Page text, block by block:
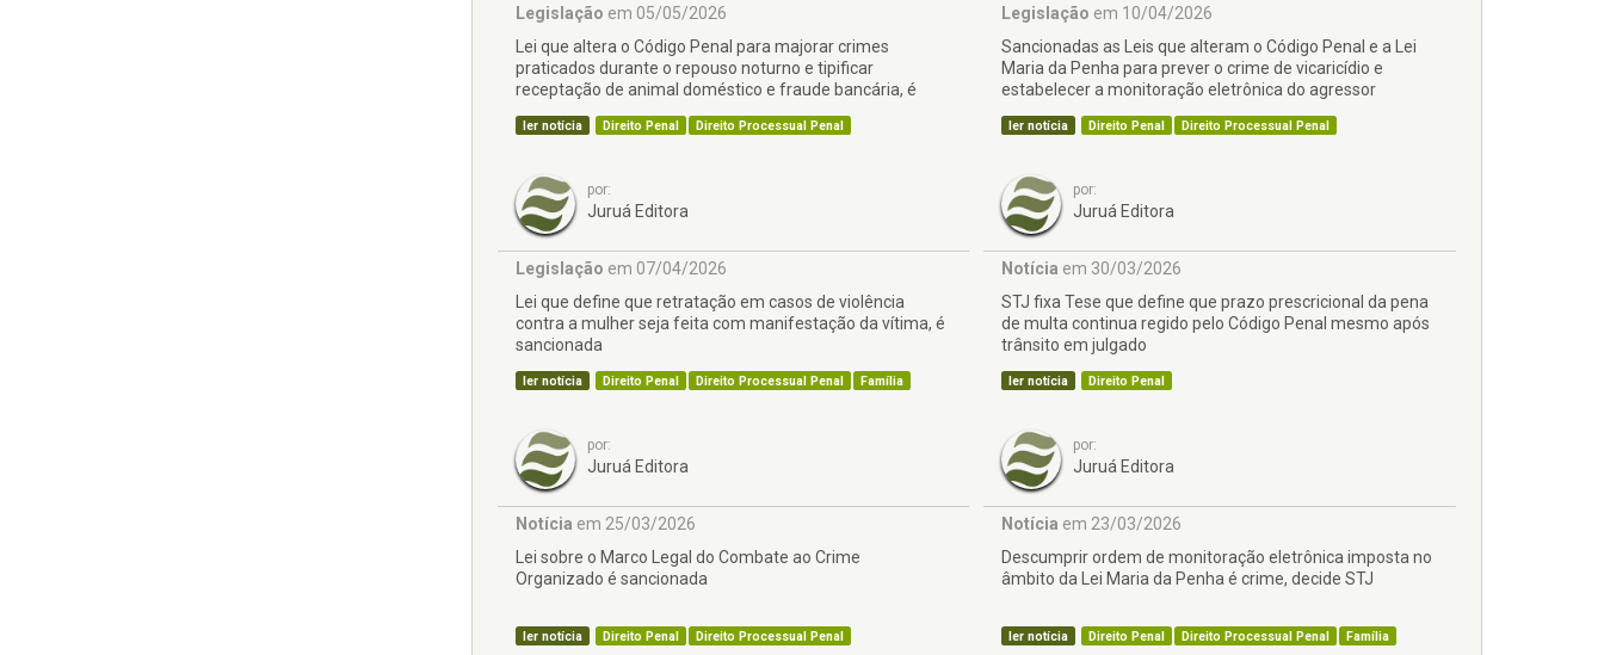
Legislação em 05/05/2026
Lei que altera o Código Penal para majorar crimes
praticados durante o repouso noturno e tipificar
receptação de animal doméstico e fraude bancária, é
ler notícia Direito Penal Direito Processual Penal
Legislação em 10/04/2026
Sancionadas as Leis que alteram o Código Penal e a Lei
Maria da Penha para prever o crime de vicaricídio e
estabelecer a monitoração eletrônica do agressor
ler notícia Direito Penal Direito Processual Penal
por:
Juruá Editora
Legislação em 07/04/2026
Lei que define que retratação em casos de violência
contra a mulher seja feita com manifestação da vítima, é
sancionada
ler notícia Direito Penal Direito Processual Penal Família
por:
Juruá Editora
Notícia em 30/03/2026
STJ fixa Tese que define que prazo prescricional da pena
de multa continua regido pelo Código Penal mesmo após
trânsito em julgado
ler notícia Direito Penal
por:
Juruá Editora
Notícia em 25/03/2026
Lei sobre o Marco Legal do Combate ao Crime
Organizado é sancionada
ler notícia Direito Penal Direito Processual Penal
por:
Juruá Editora
Notícia em 23/03/2026
Descumprir ordem de monitoração eletrônica imposta no
âmbito da Lei Maria da Penha é crime, decide STJ
ler notícia Direito Penal Direito Processual Penal Família